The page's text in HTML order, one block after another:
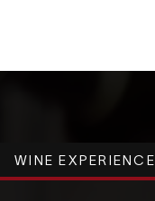
WINE EXPERIENCE